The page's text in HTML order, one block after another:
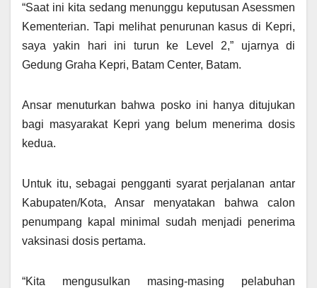
“Saat ini kita sedang menunggu keputusan Asessmen
Kementerian. Tapi melihat penurunan kasus di Kepri,
saya yakin hari ini turun ke Level 2,” ujarnya di
Gedung Graha Kepri, Batam Center, Batam.
Ansar menuturkan bahwa posko ini hanya ditujukan
bagi masyarakat Kepri yang belum menerima dosis
kedua.
Untuk itu, sebagai pengganti syarat perjalanan antar
Kabupaten/Kota, Ansar menyatakan bahwa calon
penumpang kapal minimal sudah menjadi penerima
vaksinasi dosis pertama.
“Kita mengusulkan masing-masing pelabuhan